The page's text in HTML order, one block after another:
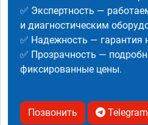
✅ Экспертность —
и диагностическим
✅ Надежность — гарантия
✅ Прозрачность —
фиксированные цены.
Позвонить Telegram